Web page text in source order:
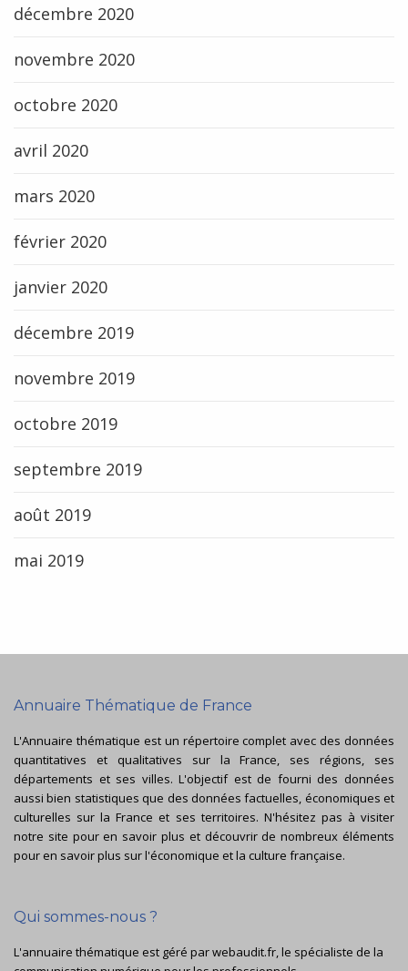
décembre 2020
novembre 2020
octobre 2020
avril 2020
mars 2020
février 2020
janvier 2020
décembre 2019
novembre 2019
octobre 2019
septembre 2019
août 2019
mai 2019
Annuaire Thématique de France
L'Annuaire thématique est un répertoire complet avec des données
quantitatives et qualitatives sur la France, ses régions, ses
départements et ses villes. L'objectif est de fourni des données
aussi bien statistiques que des données factuelles, économiques et
culturelles sur la France et ses territoires. N'hésitez pas à visiter
notre site pour en savoir plus et découvrir de nombreux éléments
pour en savoir plus sur l'économique et la culture française.
Qui sommes-nous ?
L'annuaire thématique est géré par webaudit.fr, le spécialiste de la